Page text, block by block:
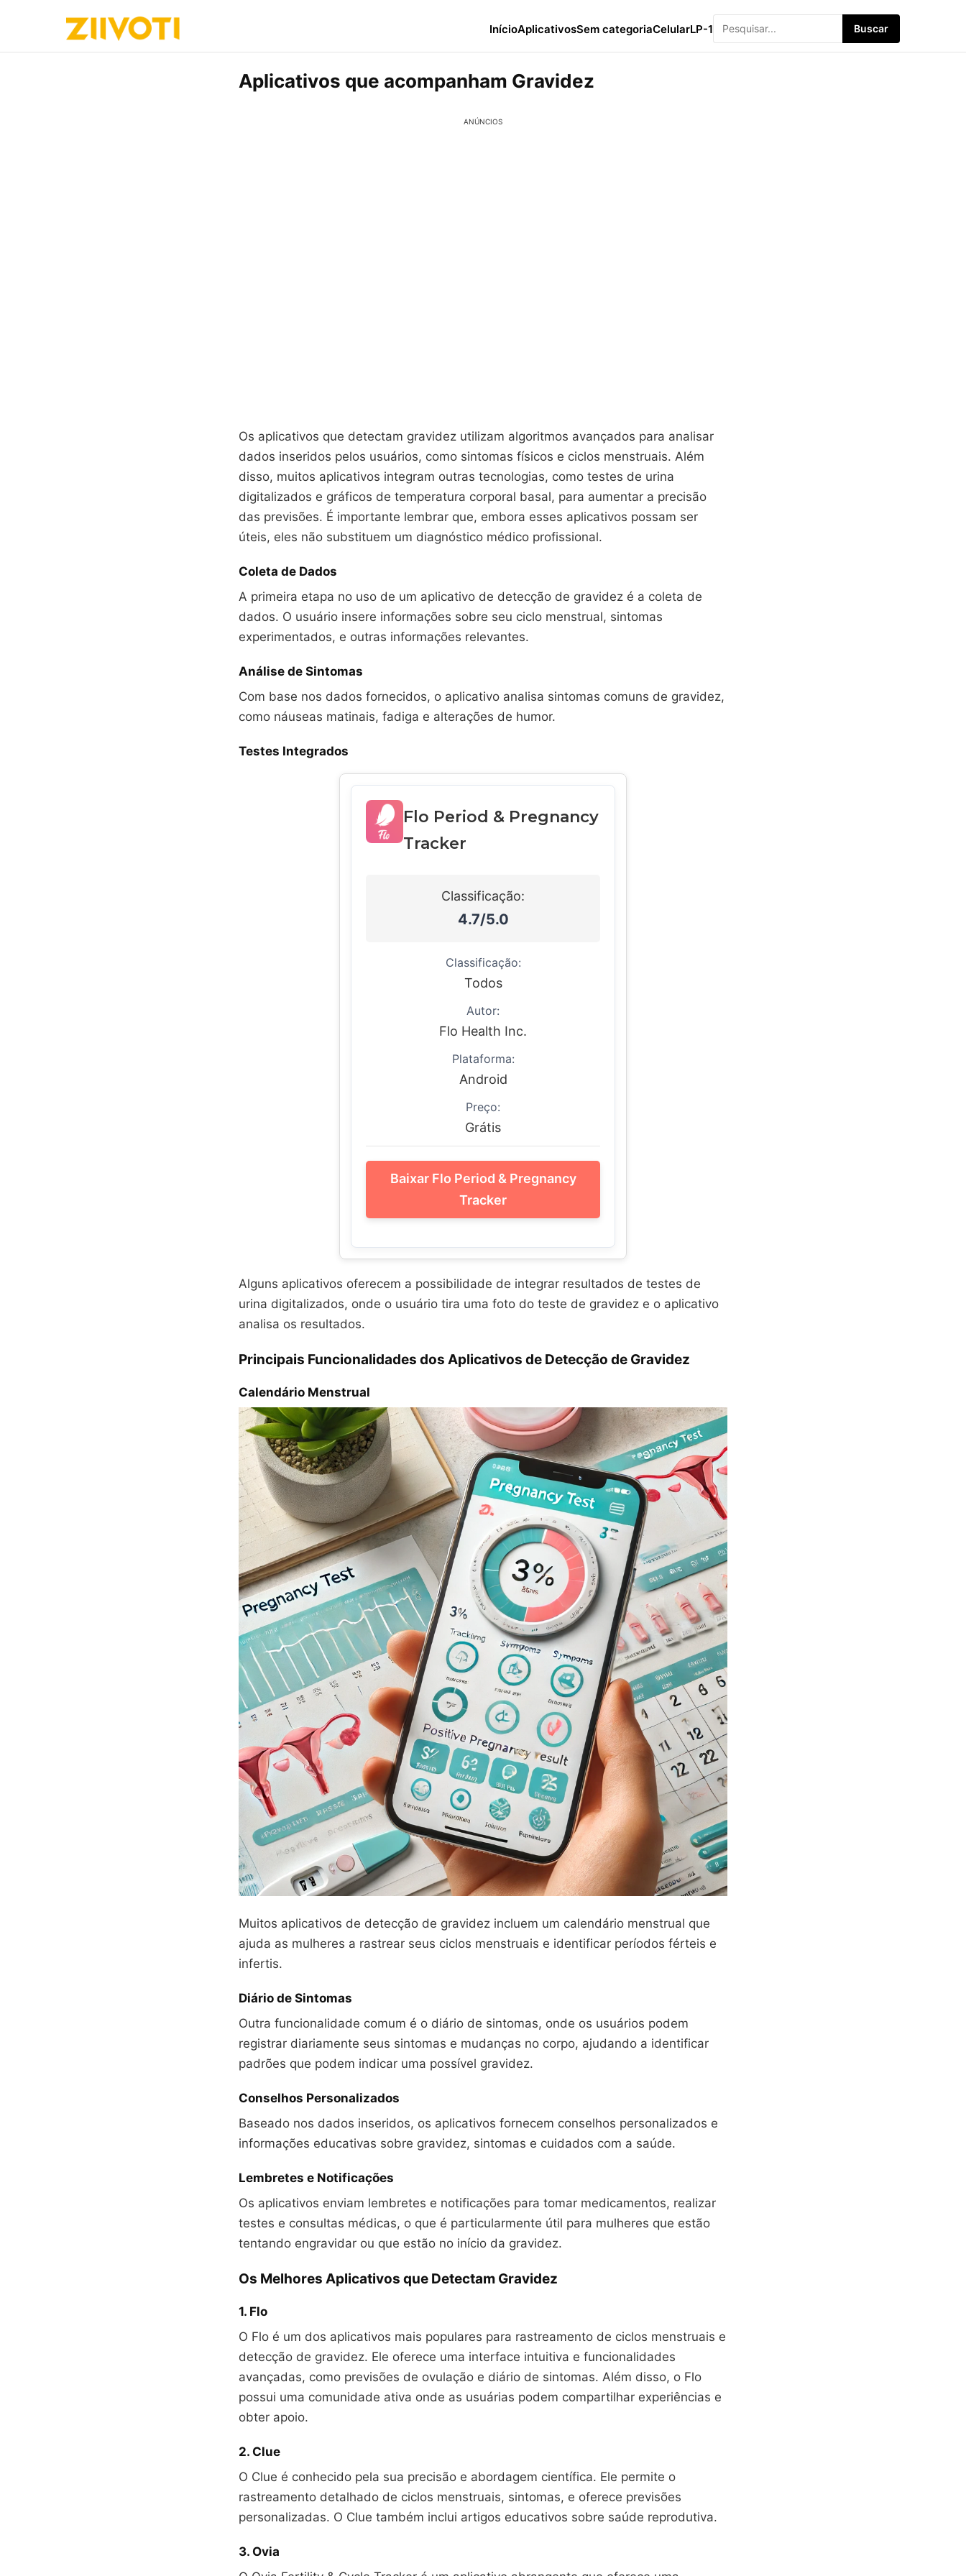
InícioAplicativosSem categoriaCelularLP-1 Buscar
Aplicativos que acompanham Gravidez
ANÚNCIOS
Os aplicativos que detectam gravidez utilizam algoritmos avançados para analisar
dados inseridos pelos usuários, como sintomas físicos e ciclos menstruais. Além
disso, muitos aplicativos integram outras tecnologias, como testes de urina
digitalizados e gráficos de temperatura corporal basal, para aumentar a precisão
das previsões. É importante lembrar que, embora esses aplicativos possam ser
úteis, eles não substituem um diagnóstico médico profissional.
Coleta de Dados
A primeira etapa no uso de um aplicativo de detecção de gravidez é a coleta de
dados. O usuário insere informações sobre seu ciclo menstrual, sintomas
experimentados, e outras informações relevantes.
Análise de Sintomas
Com base nos dados fornecidos, o aplicativo analisa sintomas comuns de gravidez,
como náuseas matinais, fadiga e alterações de humor.
Testes Integrados
Flo Period & Pregnancy
Tracker
Classificação:
4.7/5.0
Classificação:
Todos
Autor:
Flo Health Inc.
Plataforma:
Android
Preço:
Grátis
Baixar Flo Period & Pregnancy
Tracker
Alguns aplicativos oferecem a possibilidade de integrar resultados de testes de
urina digitalizados, onde o usuário tira uma foto do teste de gravidez e o aplicativo
analisa os resultados.
Principais Funcionalidades dos Aplicativos de Detecção de Gravidez
Calendário Menstrual
Muitos aplicativos de detecção de gravidez incluem um calendário menstrual que
ajuda as mulheres a rastrear seus ciclos menstruais e identificar períodos férteis e
infertis.
Diário de Sintomas
Outra funcionalidade comum é o diário de sintomas, onde os usuários podem
registrar diariamente seus sintomas e mudanças no corpo, ajudando a identificar
padrões que podem indicar uma possível gravidez.
Conselhos Personalizados
Baseado nos dados inseridos, os aplicativos fornecem conselhos personalizados e
informações educativas sobre gravidez, sintomas e cuidados com a saúde.
Lembretes e Notificações
Os aplicativos enviam lembretes e notificações para tomar medicamentos, realizar
testes e consultas médicas, o que é particularmente útil para mulheres que estão
tentando engravidar ou que estão no início da gravidez.
Os Melhores Aplicativos que Detectam Gravidez
1. Flo
O Flo é um dos aplicativos mais populares para rastreamento de ciclos menstruais e
detecção de gravidez. Ele oferece uma interface intuitiva e funcionalidades
avançadas, como previsões de ovulação e diário de sintomas. Além disso, o Flo
possui uma comunidade ativa onde as usuárias podem compartilhar experiências e
obter apoio.
2. Clue
O Clue é conhecido pela sua precisão e abordagem científica. Ele permite o
rastreamento detalhado de ciclos menstruais, sintomas, e oferece previsões
personalizadas. O Clue também inclui artigos educativos sobre saúde reprodutiva.
3. Ovia